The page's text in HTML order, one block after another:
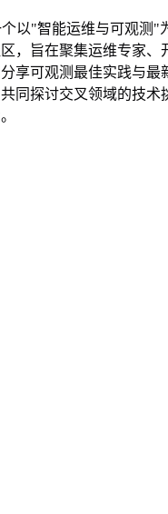
以"智能运维与可观测"
，旨在聚集运维专家、
享可观测最佳实践与最
同探讨交叉领域的技术